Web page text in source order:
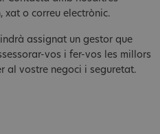
xat o correu electrònic.
assignat un gestor que
vos i fer-vos les millors
al vostre negoci i seguretat.